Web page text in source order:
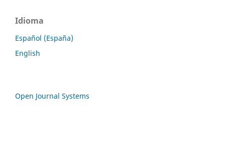
Idioma
Español (España)
English
Open Journal Systems